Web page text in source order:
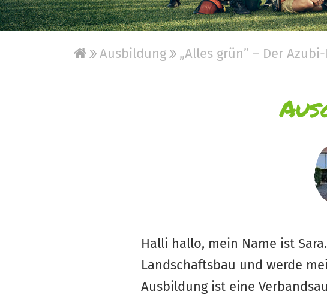
Ausbildung „Alles grün” – Der
Halli hallo, mein Name ist
Landschaftsbau und werde
Ausbildung ist eine